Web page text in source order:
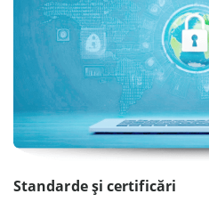
Standarde și certificări